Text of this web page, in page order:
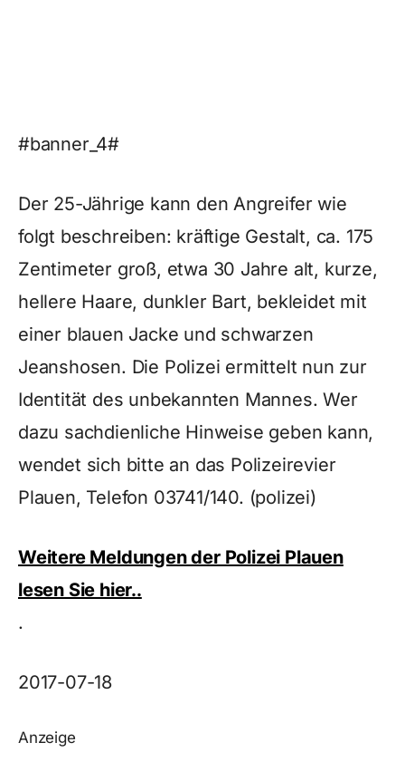
#banner_4#
Der 25-Jährige kann den Angreifer wie
folgt beschreiben: kräftige Gestalt, ca. 175
Zentimeter groß, etwa 30 Jahre alt, kurze,
hellere Haare, dunkler Bart, bekleidet mit
einer blauen Jacke und schwarzen
Jeanshosen. Die Polizei ermittelt nun zur
Identität des unbekannten Mannes. Wer
dazu sachdienliche Hinweise geben kann,
wendet sich bitte an das Polizeirevier
Plauen, Telefon 03741/140. (polizei)
Weitere Meldungen der Polizei Plauen
lesen Sie hier..
.
2017-07-18
Anzeige